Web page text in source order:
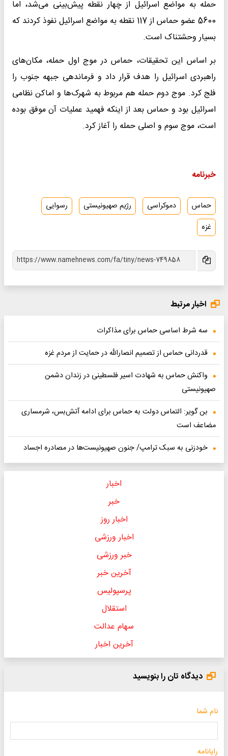
حمله به مواضع اسرائیل از چهار نقطه پیش‌بینی می‌شد، اما
5600 عضو حماس از 117 نقطه به مواضع اسرائیل نفوذ کردند که
بسیار وحشتناک است.
بر اساس این تحقیقات، حماس در موج اول حمله، مکان‌های
راهبردی اسرائیل را هدف قرار داد و فرماندهی جبهه جنوب را
فلج کرد. موج دوم حمله هم مربوط به شهرک‌ها و اماکن نظامی
اسرائیل بود و حماس بعد از اینکه فهمید عملیات آن موفق بوده
است، موج سوم و اصلی حمله را آغاز کرد.
خبرنامه
حماس دموکراسی رژیم صهیونیستی
رسوایی
غزه
اخبار مرتبط
سه شرط اساسی حماس برای مذاکرات
قدردانی حماس از تصمیم انصارالله در حمایت از مردم غزه
واکنش حماس به شهادت اسیر فلسطینی در زندان دشمن
صهیونیستی
بن گویر: التماس دولت به حماس برای ادامه آتش‌بس، شرمساری
مضاعف است
خودزنی به سبک ترامپ/ جنون صهیونیست‌ها در مصادره اجساد
اخبار
خبر
اخبار روز
اخبار ورزشی
خبر ورزشی
آخرین خبر
پرسپولیس
استقلال
سهام عدالت
آخرین اخبار
دیدگاه تان را بنویسید
نام شما
رایانامه